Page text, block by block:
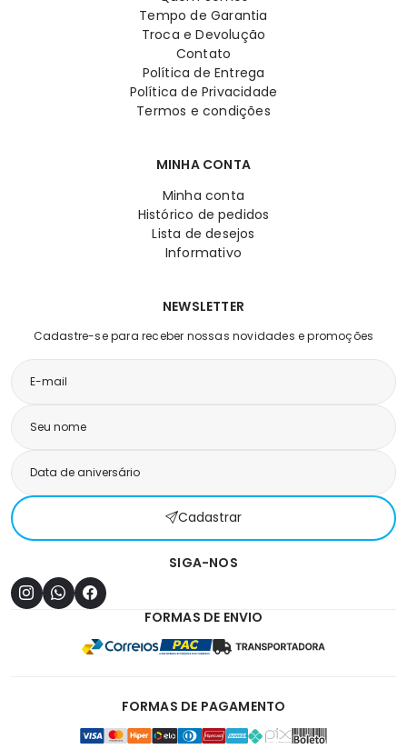
Tempo de Garantia
Troca e Devolução
Contato
Política de Entrega
Política de Privacidade
Termos e condições
MINHA CONTA
Minha conta
Histórico de pedidos
Lista de desejos
Informativo
NEWSLETTER
Cadastre-se para receber nossas novidades e promoções
Cadastrar
SIGA-NOS
FORMAS DE ENVIO
FORMAS DE PAGAMENTO